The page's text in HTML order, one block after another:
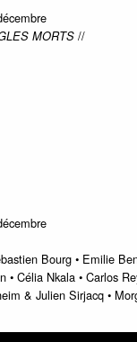
MORTS//
Bourg • Emilie
• Célia Nkala • Carlos
& Julien Sirjacq •